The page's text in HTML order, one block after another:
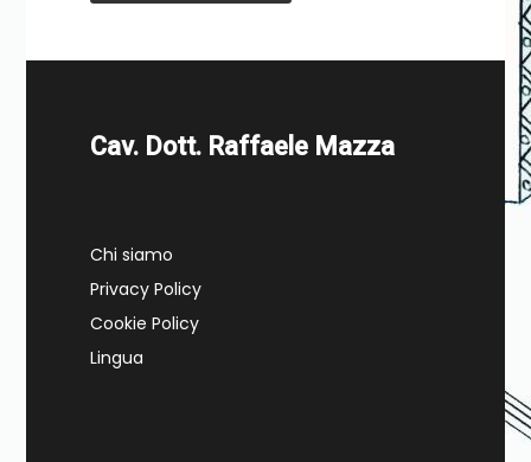
Cav. Dott. Raffaele Mazza
Chi siamo
Privacy Policy
Cookie Policy
Lingua